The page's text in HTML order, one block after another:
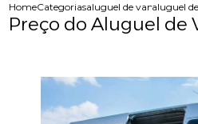
HomeCategoriasaluguel de vansaluguel
Preço do Aluguel de